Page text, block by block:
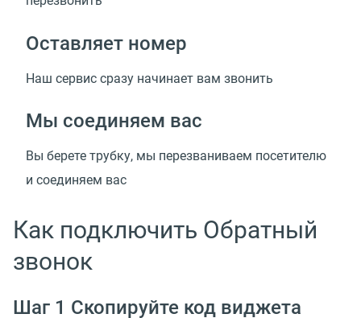
Оставляет номер
Наш сервис сразу начинает вам звонить
Мы соединяем вас
Вы берете трубку, мы перезваниваем посетителю
и соединяем вас
Как подключить Обратный
звонок
Шаг 1 Скопируйте код виджета